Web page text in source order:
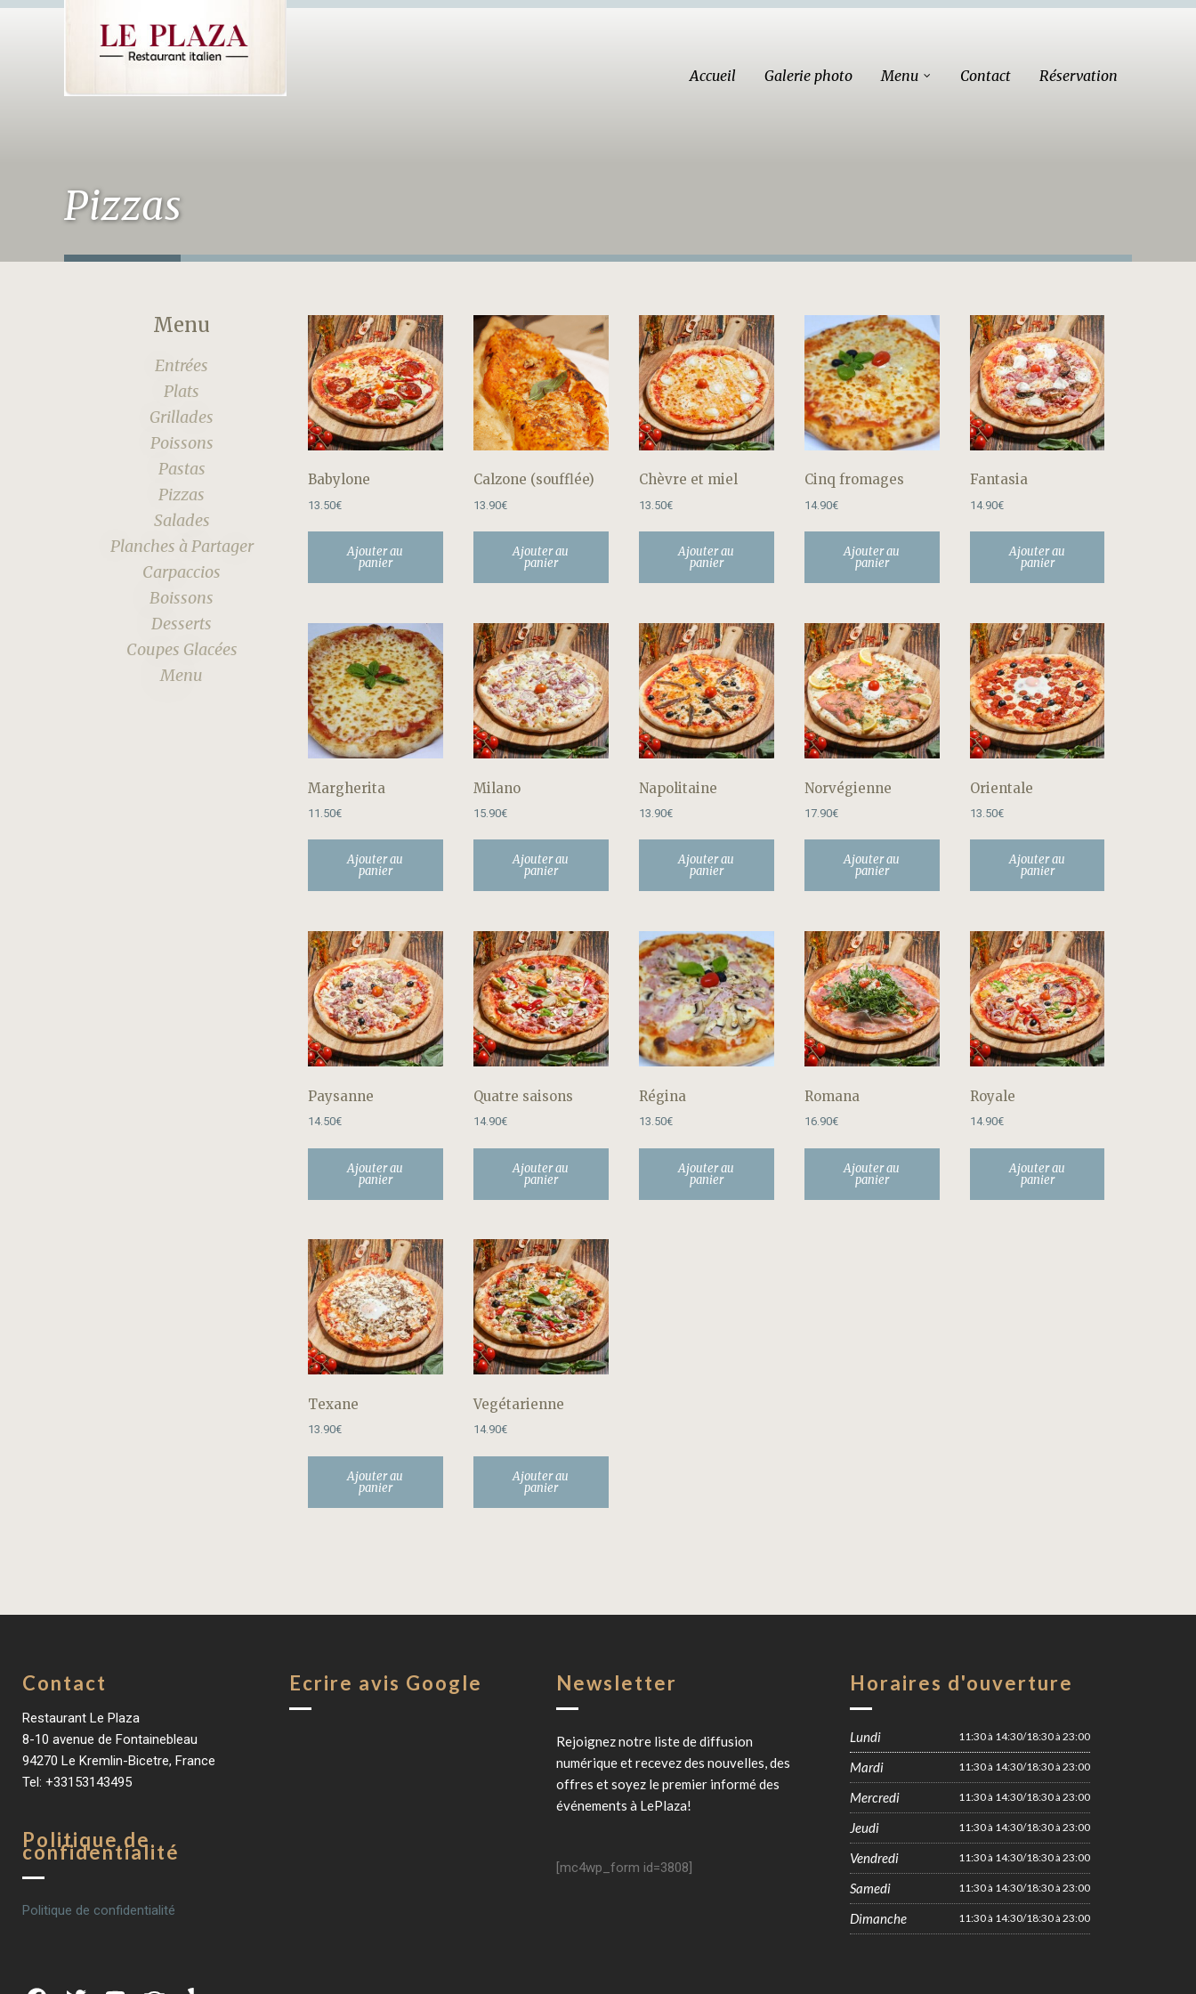
Accueil Galerie photo Menu Contact Réservation
Pizzas
Menu
Entrées
Plats
Grillades
Poissons
Pastas
Pizzas
Salades
Planches à Partager
Carpaccios
Boissons
Desserts
Coupes Glacées
Menu
Babylone
13.50€
Ajouter au
panier
Calzone (soufflée)
13.90€
Ajouter au
panier
Chèvre et miel
13.50€
Ajouter au
panier
Cinq fromages
14.90€
Ajouter au
panier
Fantasia
14.90€
Ajouter au
panier
Margherita
11.50€
Ajouter au
panier
Milano
15.90€
Ajouter au
panier
Napolitaine
13.90€
Ajouter au
panier
Norvégienne
17.90€
Ajouter au
panier
Orientale
13.50€
Ajouter au
panier
Paysanne
14.50€
Ajouter au
panier
Quatre saisons
14.90€
Ajouter au
panier
Régina
13.50€
Ajouter au
panier
Romana
16.90€
Ajouter au
panier
Royale
14.90€
Ajouter au
panier
Texane
13.90€
Ajouter au
panier
Vegétarienne
14.90€
Ajouter au
panier
Contact
Restaurant Le Plaza
8-10 avenue de Fontainebleau
94270 Le Kremlin-Bicetre, France
Tel: +33153143495
Politique de
confidentialité
Politique de confidentialité
Ecrire avis Google Newsletter
Rejoignez notre liste de diffusion
numérique et recevez des nouvelles, des
offres et soyez le premier informé des
événements à LePlaza!
[mc4wp_form id=3808]
Horaires d'ouverture
Lundi 11:30 à 14:30/18:30 à 23:00
Mardi 11:30 à 14:30/18:30 à 23:00
Mercredi 11:30 à 14:30/18:30 à 23:00
Jeudi 11:30 à 14:30/18:30 à 23:00
Vendredi 11:30 à 14:30/18:30 à 23:00
Samedi 11:30 à 14:30/18:30 à 23:00
Dimanche 11:30 à 14:30/18:30 à 23:00